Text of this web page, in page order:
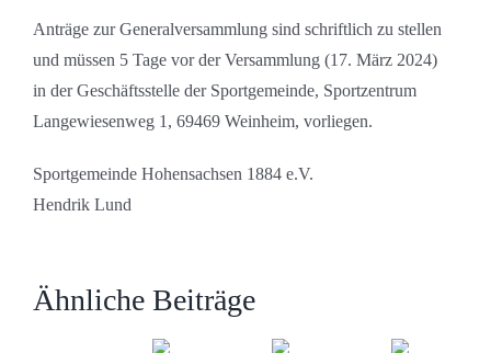
Anträge zur Generalversammlung sind schriftlich zu stellen
und müssen 5 Tage vor der Versammlung (17. März 2024)
in der Geschäftsstelle der Sportgemeinde, Sportzentrum
Langewiesenweg 1, 69469 Weinheim, vorliegen.
Sportgemeinde Hohensachsen 1884 e.V.
Hendrik Lund
Ähnliche Beiträge